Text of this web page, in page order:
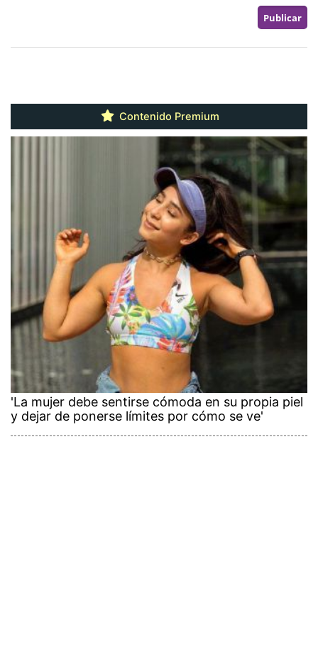
Contenido Premium
'La mujer debe sentirse cómoda en su propia piel
y dejar de ponerse límites por cómo se ve'